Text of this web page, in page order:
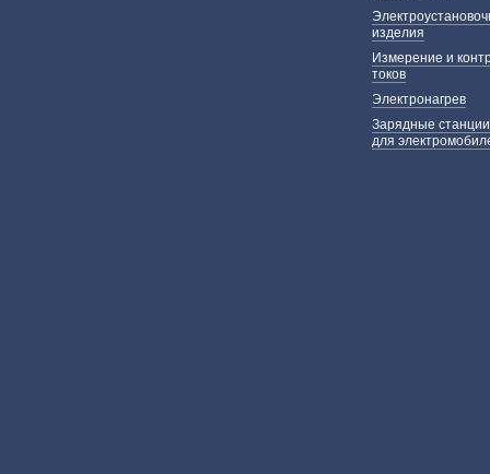
изделия
Измерение и
токов
Электронагрев
Зарядные станции
для